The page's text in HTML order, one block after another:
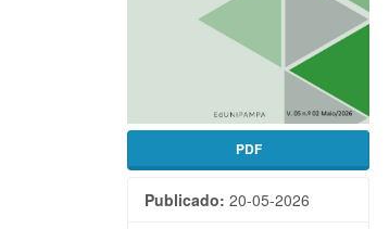
PDF
Publicado: 20-05-2026